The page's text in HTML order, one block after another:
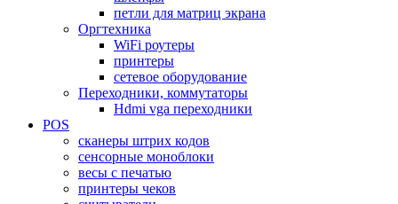
петли для матриц экрана
Оргтехника
WiFi роутеры
принтеры
сетевое оборудование
Переходники, коммутаторы
Hdmi vga переходники
POS
сканеры штрих кодов
сенсорные моноблоки
весы с печатью
принтеры чеков